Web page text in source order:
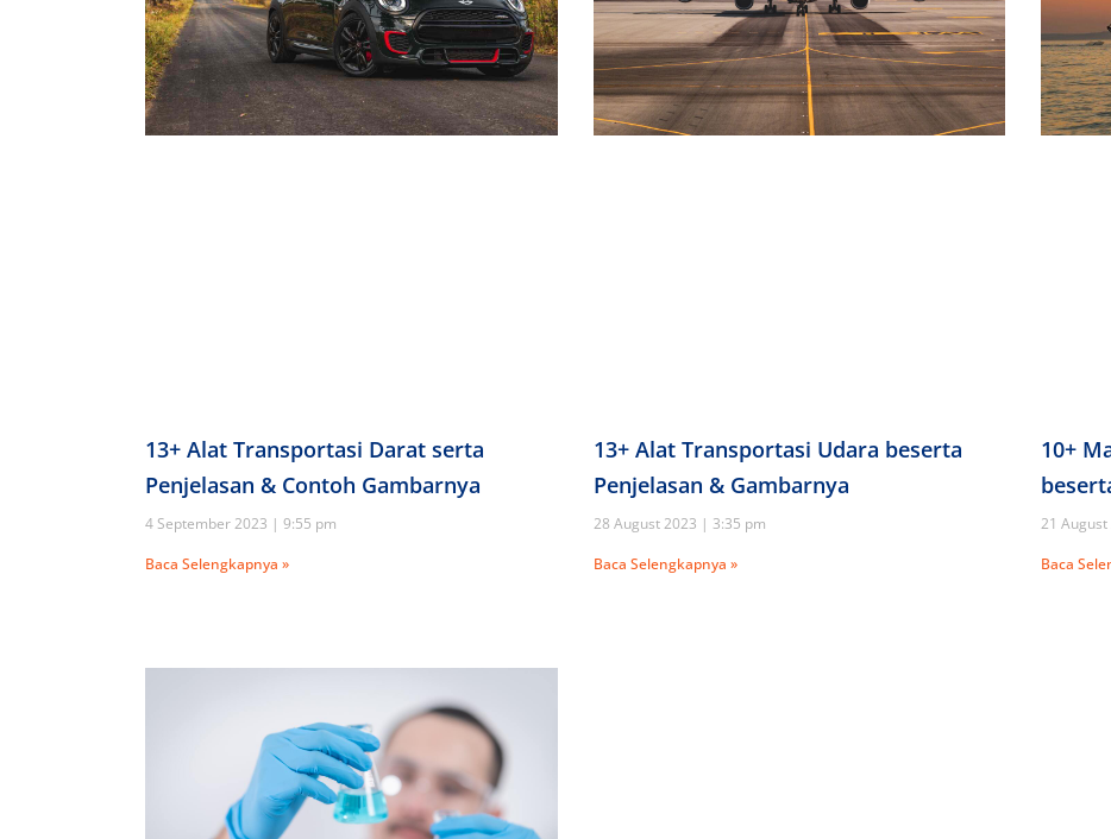
13+ Alat Transportasi Darat serta
Penjelasan & Contoh Gambarnya
4 September 2023
9:55 pm
Baca Selengkapnya »
13+ Alat Transportasi Udara beserta
Penjelasan & Gambarnya
28 August 2023
3:35 pm
Baca Selengkapnya »
10+
21 August
Baca